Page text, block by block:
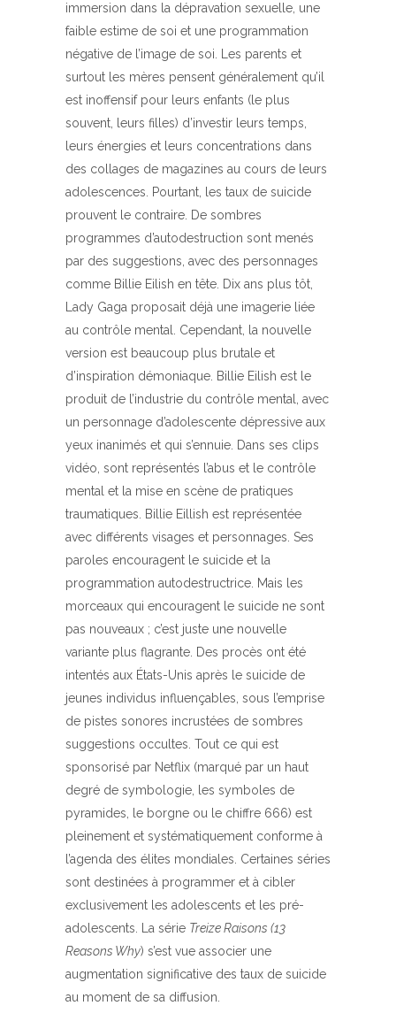
immersion dans la dépravation sexuelle, une
faible estime de soi et une programmation
négative de l’image de soi. Les parents et
surtout les mères pensent généralement qu’il
est inoffensif pour leurs enfants (le plus
souvent, leurs filles) d’investir leurs temps,
leurs énergies et leurs concentrations dans
des collages de magazines au cours de leurs
adolescences. Pourtant, les taux de suicide
prouvent le contraire. De sombres
programmes d’autodestruction sont menés
par des suggestions, avec des personnages
comme Billie Eilish en tête. Dix ans plus tôt,
Lady Gaga proposait déjà une imagerie liée
au contrôle mental. Cependant, la nouvelle
version est beaucoup plus brutale et
d’inspiration démoniaque. Billie Eilish est le
produit de l’industrie du contrôle mental, avec
un personnage d’adolescente dépressive aux
yeux inanimés et qui s’ennuie. Dans ses clips
vidéo, sont représentés l’abus et le contrôle
mental et la mise en scène de pratiques
traumatiques. Billie Eillish est représentée
avec différents visages et personnages. Ses
paroles encouragent le suicide et la
programmation autodestructrice. Mais les
morceaux qui encouragent le suicide ne sont
pas nouveaux ; c’est juste une nouvelle
variante plus flagrante. Des procès ont été
intentés aux États-Unis après le suicide de
jeunes individus influençables, sous l’emprise
de pistes sonores incrustées de sombres
suggestions occultes. Tout ce qui est
sponsorisé par Netflix (marqué par un haut
degré de symbologie, les symboles de
pyramides, le borgne ou le chiffre 666) est
pleinement et systématiquement conforme à
l’agenda des élites mondiales. Certaines séries
sont destinées à programmer et à cibler
exclusivement les adolescents et les pré-
adolescents. La série Treize Raisons (13
Reasons Why) s’est vue associer une
augmentation significative des taux de suicide
au moment de sa diffusion.